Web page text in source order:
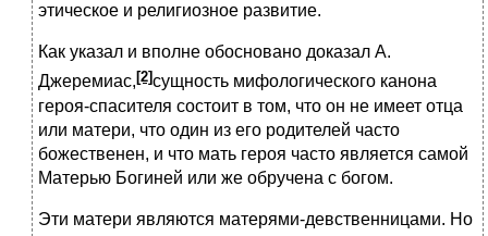
этическое и религиозное развитие.
Как указал и вполне обосновано доказал А.
Джеремиас,[2]сущность мифологического канона
героя-спасителя состоит в том, что он не имеет отца
или матери, что один из его родителей часто
божественен, и что мать героя часто является самой
Матерью Богиней или же обручена с богом.
Эти матери являются матерями-девственницами. Но